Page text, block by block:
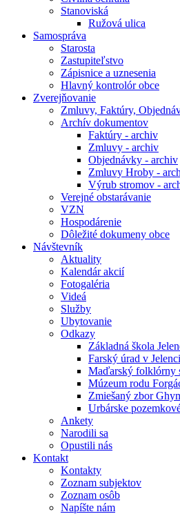
Stanoviská
Ružová ulica
Samospráva
Starosta
Zastupiteľstvo
Zápisnice a uznesenia
Hlavný kontrolór obce
Zverejňovanie
Zmluvy, Faktúry,
Archív dokumentov
Faktúry - archiv
Zmluvy - archiv
Objednávky - archiv
Zmluvy Hroby -
Výrub stromov -
Verejné obstarávanie
VZN
Hospodárenie
Dôležité dokumeny obce
Návštevník
Aktuality
Kalendár akcií
Fotogaléria
Videá
Služby
Ubytovanie
Odkazy
Základná škola
Farský úrad v Jelenci
Maďarský folklórny
Múzeum rodu
Zmiešaný zbor
Urbárske
Ankety
Narodili sa
Opustili nás
Kontakt
Kontakty
Zoznam subjektov
Zoznam osôb
Napíšte nám